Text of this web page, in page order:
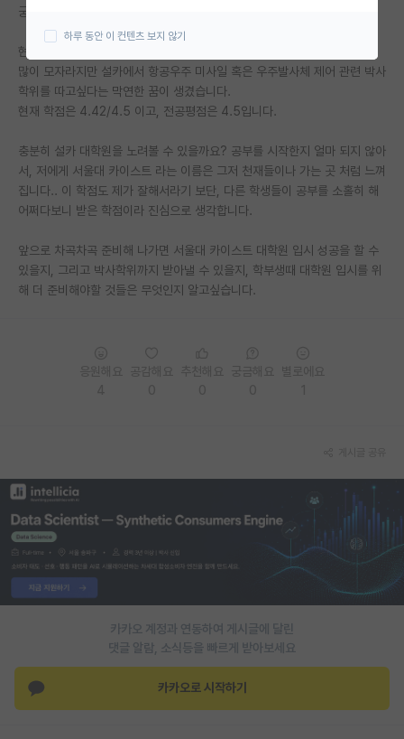
연구실(PI) 홍보 게시판
석박사 채용 정보 게시판
학부 인턴 게시판
취업 게시판
임용 후기 게시판
PI 전용 게시판
홍보 게시판
커리어
유학교육
이벤트
반도체 아카데미
궁금한 것이 있어, 처음으로 김박사넷에 글을 남겨봅니다.
현재 세종대학교 우주항공공학전공 2학년 1학기 재학중인 학부생입니다.
많이 모자라지만 설카에서 항공우주 미사일 혹은 우주발사체 제어 관련 박사
학위를 따고싶다는 막연한 꿈이 생겼습니다.
현재 학점은 4.42/4.5 이고, 전공평점은 4.5입니다.
충분히 설카 대학원을 노려볼 수 있을까요? 공부를 시작한지 얼마 되지 않아
서, 저에게 서울대 카이스트 라는 이름은 그저 천재들이나 가는 곳 처럼 느껴
집니다.. 이 학점도 제가 잘해서라기 보단, 다른 학생들이 공부를 소홀히 해
어쩌다보니 받은 학점이라 진심으로 생각합니다.
앞으로 차곡차곡 준비해 나가면 서울대 카이스트 대학원 입시 성공을 할 수
있을지, 그리고 박사학위까지 받아낼 수 있을지, 학부생때 대학원 입시를 위
해 더 준비해야할 것들은 무엇인지 알고싶습니다.
카카오 계정과 연동하여 게시글에 달린
댓글 알람, 소식등을 빠르게 받아보세요
카카오로 시작하기
하루 동안 이 컨텐츠 보지 않기